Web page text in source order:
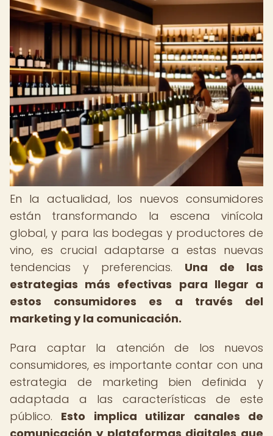
En la actualidad, los nuevos consumidores
están transformando la escena vinícola
global, y para las bodegas y productores de
vino, es crucial adaptarse a estas nuevas
tendencias y preferencias. Una de las
estrategias más efectivas para llegar a
estos consumidores es a través del
marketing y la comunicación.
Para captar la atención de los nuevos
consumidores, es importante contar con una
estrategia de marketing bien definida y
adaptada a las características de este
público. Esto implica utilizar canales de